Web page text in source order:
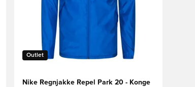
Outlet
Nike Regnjakke Repel Park 20 - Konge